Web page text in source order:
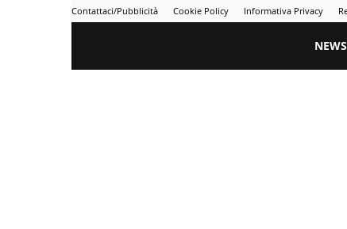
Contattaci/Pubblicità Cookie Policy Informativa Privacy
NEWS